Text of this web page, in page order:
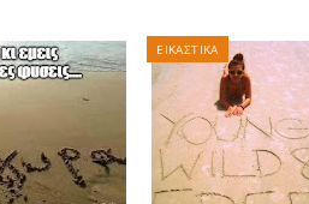
ΕΙΚΑΣΤΙΚΑ